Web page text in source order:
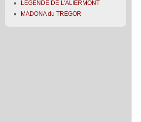
LEGENDE DE L'ALIERMONT
MADONA du TREGOR